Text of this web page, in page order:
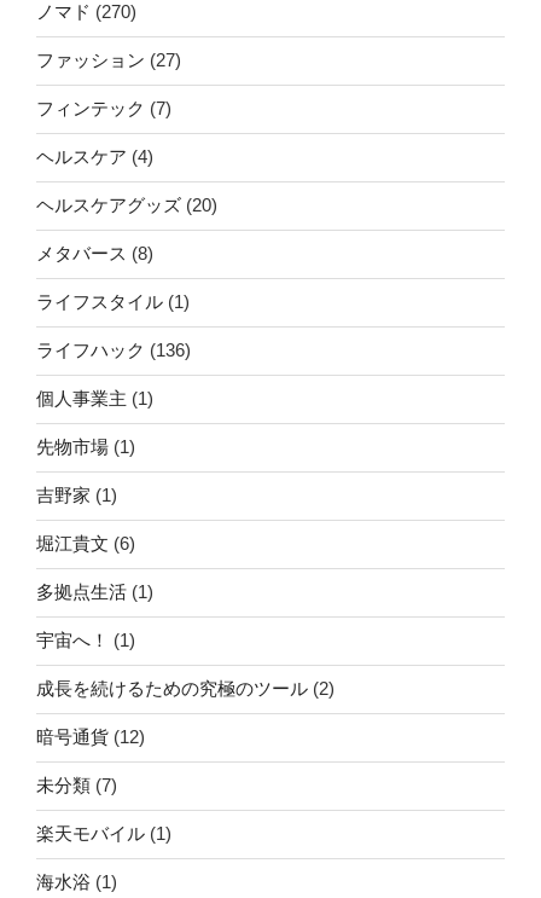
ノマド (270)
ファッション (27)
フィンテック (7)
ヘルスケア (4)
ヘルスケアグッズ (20)
メタバース (8)
ライフスタイル (1)
ライフハック (136)
個人事業主 (1)
先物市場 (1)
吉野家 (1)
堀江貴文 (6)
多拠点生活 (1)
宇宙へ！ (1)
成長を続けるための究極のツール (2)
暗号通貨 (12)
未分類 (7)
楽天モバイル (1)
海水浴 (1)